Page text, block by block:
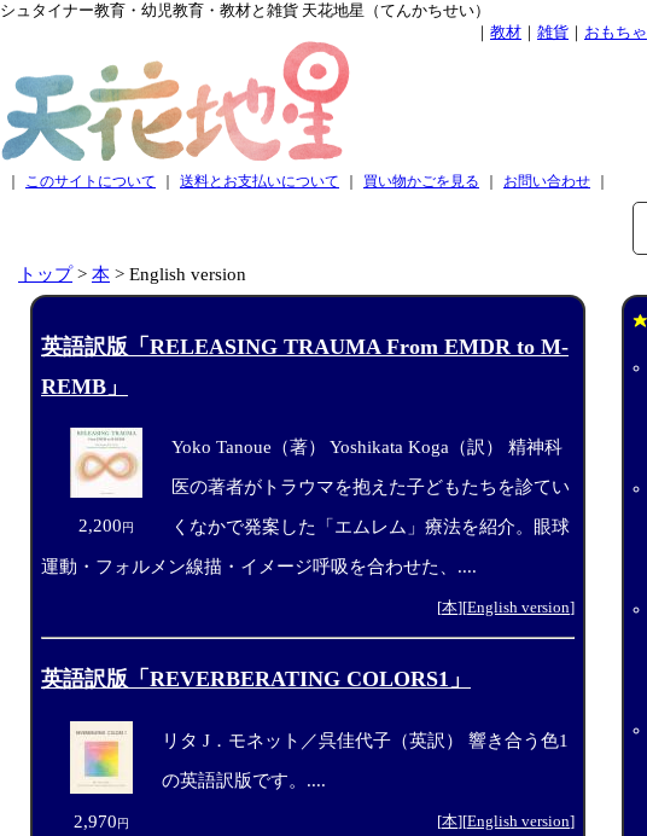
シュタイナー教育・幼児教育・教材と雑貨 天花地星（てんかちせい）
｜ 教材 ｜ 雑貨 ｜ おもちゃ
このサイトについて 送料とお支払いについて 買い物かごを見る お問い合わせ
トップ> 本 > English version
英語訳版「RELEASING TRAUMA From EMDR to M-
REMB」
2,200円
Yoko Tanoue（著） Yoshikata Koga（訳） 精神科
医の著者がトラウマを抱えた子どもたちを診てい
くなかで発案した「エムレム」療法を紹介。眼球
運動・フォルメン線描・イメージ呼吸を合わせた、....
[本][English version]
英語訳版「REVERBERATING COLORS1」
2,970円
リタ J．モネット／呉佳代子（英訳） 響き合う色1
の英語訳版です。....
[本][English version]